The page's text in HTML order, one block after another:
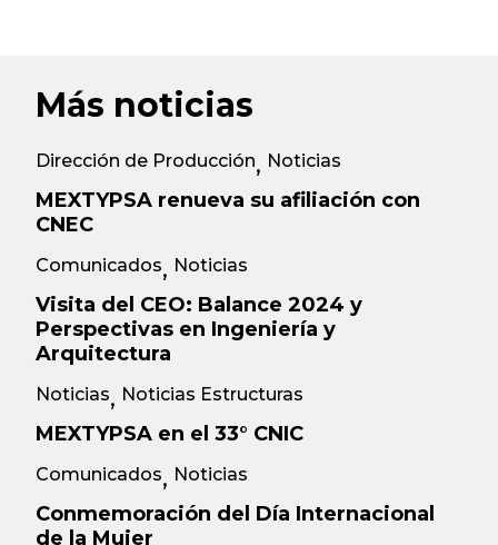
Más noticias
Dirección de Producción, Noticias
MEXTYPSA renueva su afiliación con
CNEC
Comunicados, Noticias
Visita del CEO: Balance 2024 y
Perspectivas en Ingeniería y
Arquitectura
Noticias, Noticias Estructuras
MEXTYPSA en el 33° CNIC
Comunicados, Noticias
Conmemoración del Día Internacional
de la Mujer